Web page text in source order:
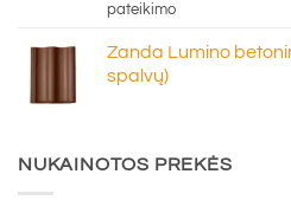
pateikimo
Zanda Lumino
spalvų)
NUKAINOTOS PREKĖS